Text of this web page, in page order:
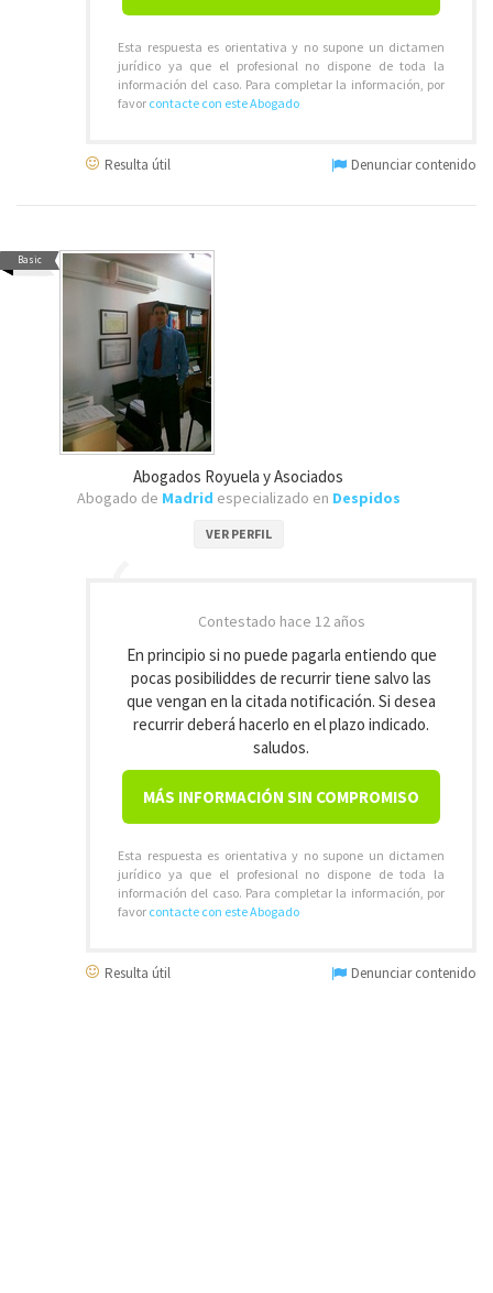
Esta respuesta es orientativa y no supone un dictamen
jurídico ya que el profesional no dispone de toda la
información del caso. Para completar la información, por
favor contacte con este Abogado
Resulta útil Denunciar contenido
Basic
Abogados Royuela y Asociados
Abogado de Madrid especializado en Despidos
VER PERFIL
Contestado hace 12 años
En principio si no puede pagarla entiendo que
pocas posibiliddes de recurrir tiene salvo las
que vengan en la citada notificación. Si desea
recurrir deberá hacerlo en el plazo indicado.
saludos.
MÁS INFORMACIÓN SIN COMPROMISO
Esta respuesta es orientativa y no supone un dictamen
jurídico ya que el profesional no dispone de toda la
información del caso. Para completar la información, por
favor contacte con este Abogado
Resulta útil Denunciar contenido